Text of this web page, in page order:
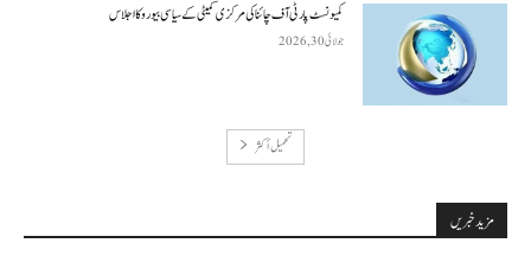
کمیونسٹ پارٹی آف چائنا کی مرکزی کمیٹی کے سیاسی بیورو کا اجلاس
جولائی 30, 2026
تحميل أكثر
مزید خبریں